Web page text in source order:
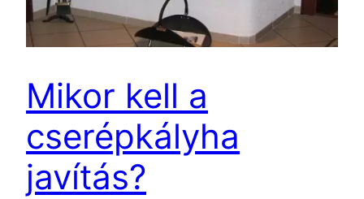
Mikor kell a
cserépkályha
javítás?